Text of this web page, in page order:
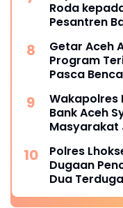
Roda
Pesantren
Getar Aceh
Program
Pasca
Wakapolres
Bank Aceh
Masyarakat
Polres
Dugaan
Dua